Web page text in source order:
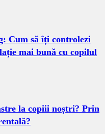
Cum să îți controlezi
mai bună cu copilul
la copiii noștri? Prin